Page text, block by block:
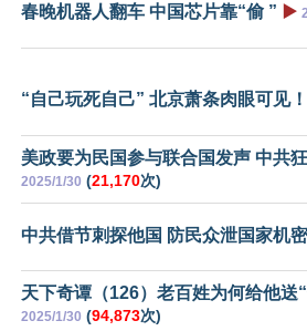
春晚机器人翻车 中国芯片靠“偷 ” ▶️
“自己玩死自己” 北京萧条肉眼可见！
美政要为民国参与联合国发声 中共
2025/1/30 (21,170次)
中共借节刺探他国 防民众泄国家机
天下奇谭（126）老百姓为何给他送
2025/1/30 (94,873次)